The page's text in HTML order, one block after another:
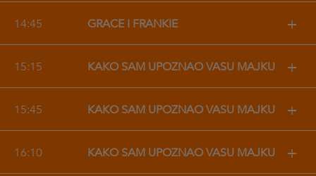
14:45 GRACE I FRANKIE +
15:15 KAKO SAM UPOZNAO VAŠU MAJKU +
15:45 KAKO SAM UPOZNAO VAŠU MAJKU +
16:10 KAKO SAM UPOZNAO VAŠU MAJKU +